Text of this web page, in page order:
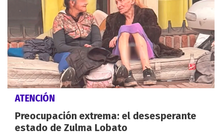
ATENCIÓN
Preocupación extrema: el desesperante
estado de Zulma Lobato